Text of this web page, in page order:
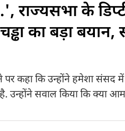
राज्यसभा के
का बड़ा
पर कहा कि उन्होंने हमेशा
उन्होंने सवाल किया कि क्या